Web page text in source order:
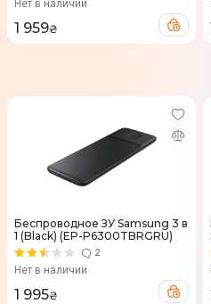
Нет в наличии
1 959₴
Беспроводное ЗУ Samsung 3 в
1 (Black) (EP-P6300TBRGRU)
2
Нет в наличии
1 995₴